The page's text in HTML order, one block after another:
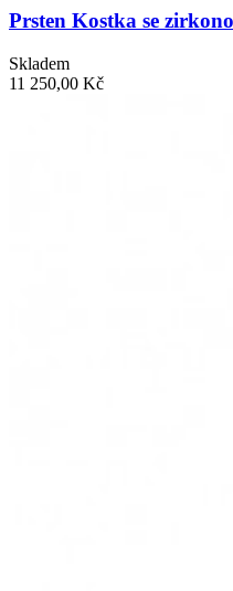
Prsten Kostka se
Skladem
11 250,00 Kč